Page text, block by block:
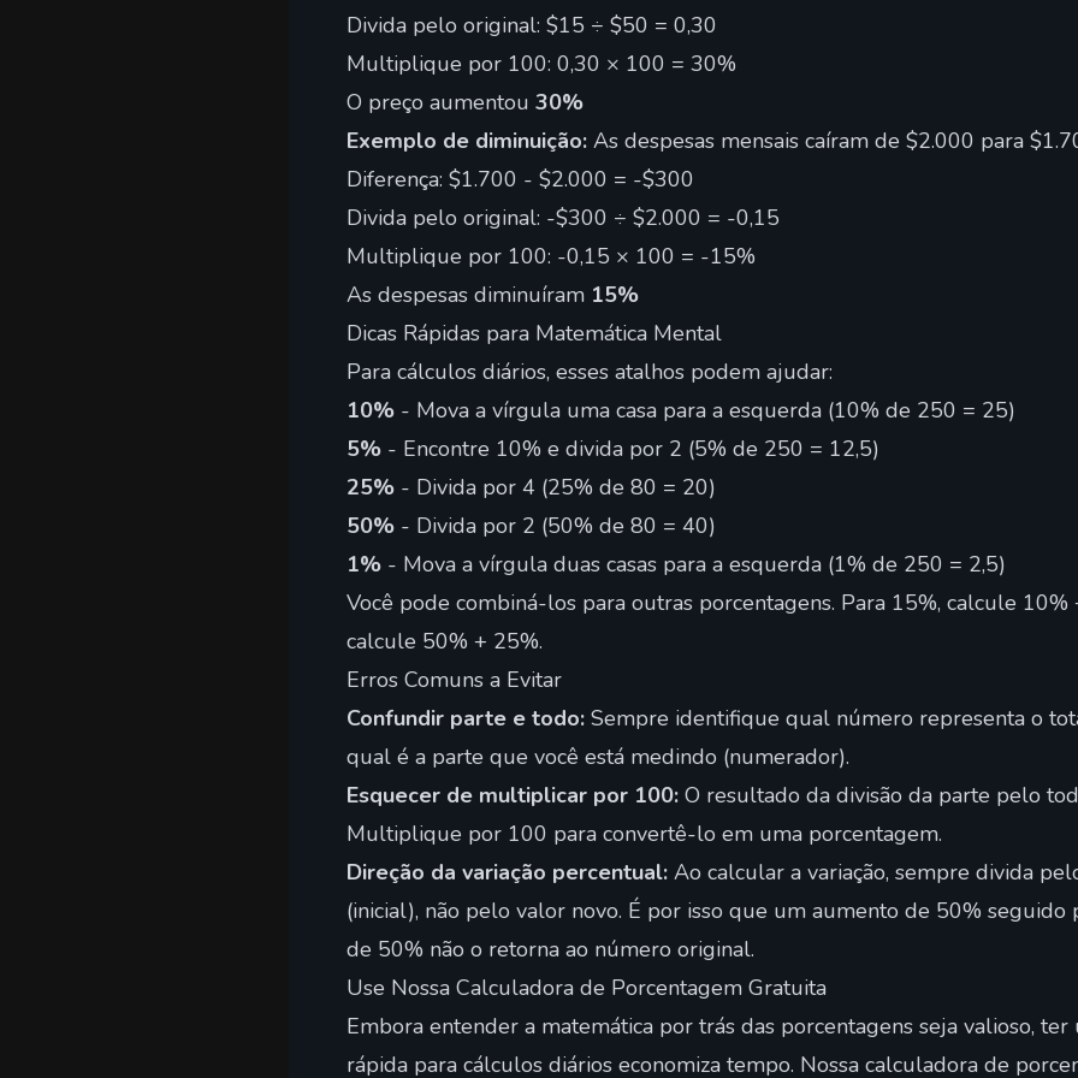
Divida pelo original: $15 ÷ $50 = 0,30
Multiplique por 100: 0,30 × 100 = 30%
O preço aumentou 30%
Exemplo de diminuição: As despesas mensais caíram de $2.000 para
Diferença: $1.700 - $2.000 = -$300
Divida pelo original: -$300 ÷ $2.000 = -0,15
Multiplique por 100: -0,15 × 100 = -15%
As despesas diminuíram 15%
Dicas Rápidas para Matemática Mental
Para cálculos diários, esses atalhos podem ajudar:
10% - Mova a vírgula uma casa para a esquerda (10% de 250 = 25)
5% - Encontre 10% e divida por 2 (5% de 250 = 12,5)
25% - Divida por 4 (25% de 80 = 20)
50% - Divida por 2 (50% de 80 = 40)
1% - Mova a vírgula duas casas para a esquerda (1% de 250 = 2,5)
Você pode combiná-los para outras porcentagens. Para 15%, calcule 10%
calcule 50% + 25%.
Erros Comuns a Evitar
Confundir parte e todo: Sempre identifique qual número representa o
qual é a parte que você está medindo (numerador).
Esquecer de multiplicar por 100: O resultado da divisão da parte pelo
Multiplique por 100 para convertê-lo em uma porcentagem.
Direção da variação percentual: Ao calcular a variação, sempre divida
(inicial), não pelo valor novo. É por isso que um aumento de 50% seguido
de 50% não o retorna ao número original.
Use Nossa Calculadora de Porcentagem Gratuita
Embora entender a matemática por trás das porcentagens seja valioso,
rápida para cálculos diários economiza tempo. Nossa calculadora de